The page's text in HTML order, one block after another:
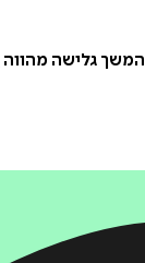
המשך גלישה מהווה